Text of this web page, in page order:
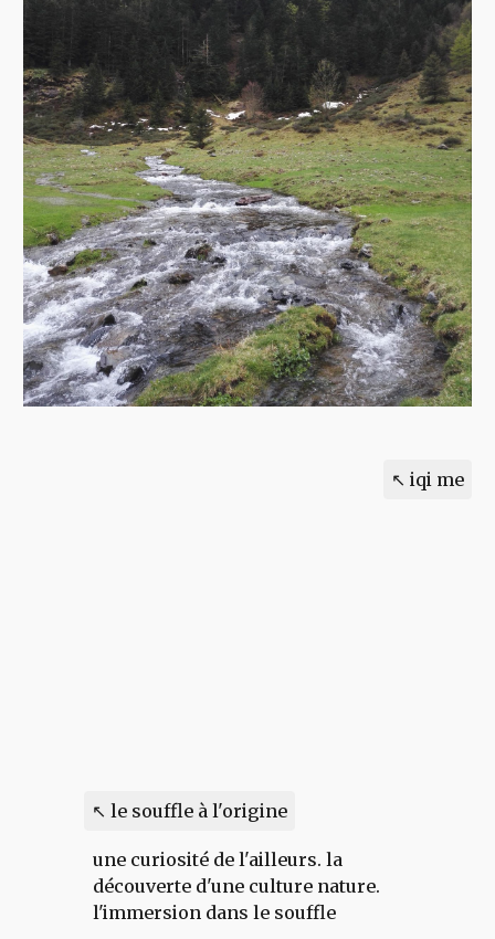
↖ iqi me
↖ le souffle à l'origine
une curiosité de l'ailleurs.la
découverte d'une culture nature.
l'immersion dans le souffle